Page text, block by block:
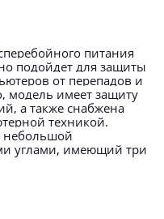
питания
подойдет для защиты
от перепадов и
модель имеет защиту
а также снабжена
техникой.
небольшой
углами, имеющий три